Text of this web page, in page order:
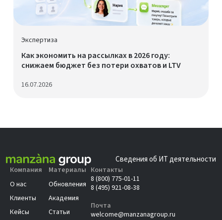
Экспертиза
Как экономить на рассылках в 2026 году:
снижаем бюджет без потери охватов и LTV
16.07.2026
Сведения об ИТ деятельности
Компания
О нас
Клиенты
Кейсы
Материалы
Обновления
Академия
Статьи
Контакты
8 (800) 775-01-11
8 (495) 921-08-38
Почта
welcome@manzanagroup.ru